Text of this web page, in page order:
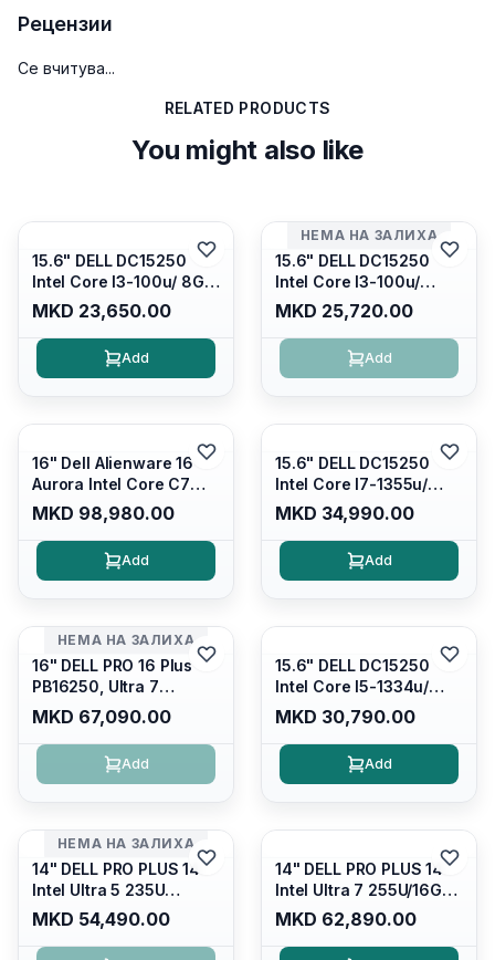
Рецензии
Се вчитува...
RELATED PRODUCTS
You might also like
15.6" DELL DC15250
Intel Core I3-100u/ 8GB
DDR4/ 512GB SSD M.2/
Iris Xe Graphics/ 120Hz
Anti-glare LED Display/
Backlit Kb/ Platinum
MKD 23,650.00
Add
НЕМА НА ЗАЛИХА
15.6" DELL DC15250
Intel Core I3-100u/
16GB DDR4/ 512GB SSD
M.2/ Iris Xe Graphics/
120Hz Anti-glare LED
Display/ Backlit Kb/
MKD 25,720.00
Add
16" Dell Alienware 16
Aurora Intel Core C7
240H /16GB RAM DDR5
5600mhz/ 1TB SSD M.2
Nvme/rtx4050 6GB/
Wqxga(2560x1600)
Win 11 Home/
MKD 98,980.00
Add
15.6" DELL DC15250
Intel Core I7-1355u/
16GB DDR4 / 512GB SSD
M.2 2230/ Intel UHD
Graphics/ 120Hz Anti-
glare FULLHD LED
MKD 34,990.00
Add
НЕМА НА ЗАЛИХА
16" DELL PRO 16 Plus
PB16250, Ultra 7
265U/16GB RAM (1x
16GB) 5600 Mhz DDR5/
512GB SSD M.2 Nvme/
/cam+mic,bt/backlit KB
MKD 67,090.00
Add
15.6" DELL DC15250
Intel Core I5-1334u/
16GB DDR4 (1x16gb
2666mhz)/ 512GB SSD
M.2 Nvme/ Intel UHD
Graphics/ 120Hz Anti-
MKD 30,790.00
Add
НЕМА НА ЗАЛИХА
14" DELL PRO PLUS 14
Intel Ultra 5 235U
Vpro/16gb RAM DDR5
5600mhz/ 512 GB SSD
M.2 Nvme
MKD 54,490.00
14" DELL PRO PLUS 14
Intel Ultra 7 255U/16GB
RAM DDR5 5600mhz/
512 GB SSD M.2 Nvme
2230/FULLHD+ (16:10)
MKD 62,890.00